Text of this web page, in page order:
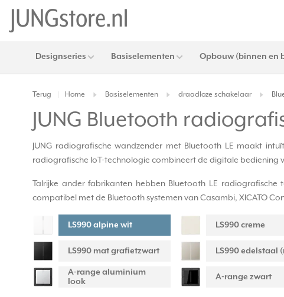
Designseries Basiselementen Opbouw (binnen en
Terug Home Basiselementen draadloze schakelaar
JUNG Bluetooth
JUNG radiografische wandzender met Bluetooth LE maakt
radiografische IoT-technologie combineert de digitale bediening
Talrijke ander fabrikanten hebben Bluetooth LE radiografische
compatibel met de Bluetooth systemen van Casambi, XICATO
LS990 alpine wit LS990 creme
LS990 mat grafietzwart LS990 edelstaal
A-range aluminium
look
A-range zwart